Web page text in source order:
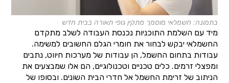
בתמונה: חשמלאי מוסמך מתקין גופי תאורה בבית חדש
מיד עם השלמת התוכניות נכנסת העבודה לשלב מתקדם
החשמלאי יבקש לבחור את חומרי הגלם החשובים למשימה.
עבודות בתחום החשמל, הן עבודות של מערכות חיווט, נתבים
ומפצלי זרמים. כלים טכניים וטכנולוגיים, הם אלו שמבצעים את
הניתוב של זרימת החשמל אל חדרי הבית השונים. ובסופו של